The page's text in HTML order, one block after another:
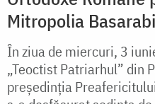
Mitropolia
În ziua de miercuri, 3
„Teoctist Patriarhul” din
președinția